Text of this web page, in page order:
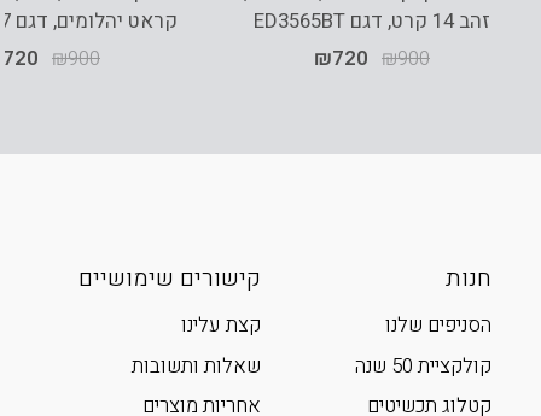
זהב 14 קרט, דגם ED3565BT
₪900
₪720
קראט יהלומים, דגם PDPF24917
₪900
720
חנות
הסניפים שלנו
קולקציית 50 שנה
קטלוג תכשיטים
קישורים שימושיים
קצת עלינו
שאלות ותשובות
אחריות מוצרים